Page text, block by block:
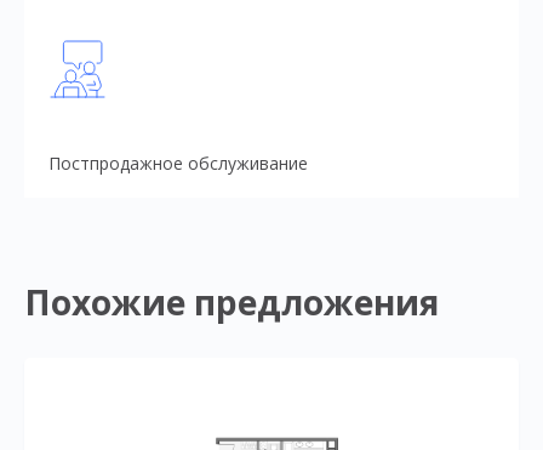
Постпродажное обслуживание
Похожие предложения